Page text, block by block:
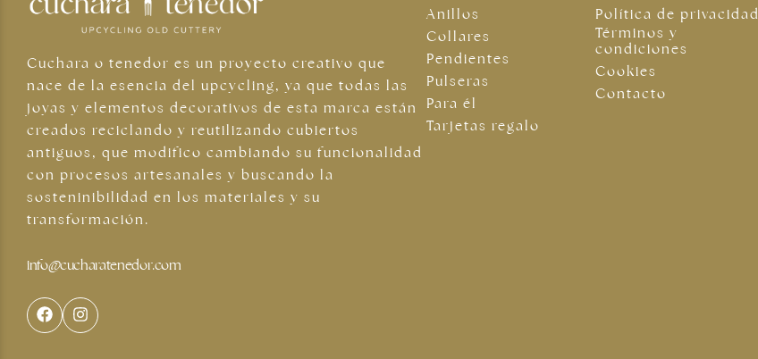
Cuchara o tenedor es un proyecto creativo que
nace de la esencia del upcycling, ya que todas las
joyas y elementos decorativos de esta marca están
creados reciclando y reutilizando cubiertos
antiguos, que modifico cambiando su funcionalidad
con procesos artesanales y buscando la
sosteninibilidad en los materiales y su
transformación.
info@cucharatenedor.com
Anillos
Collares
Pendientes
Pulseras
Para él
Tarjetas regalo
Política de privacidad
Términos y
condiciones
Cookies
Contacto
Joyas plateadas